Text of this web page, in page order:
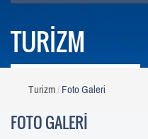
TURİZM
Turizm Foto Galeri
FOTO GALERİ